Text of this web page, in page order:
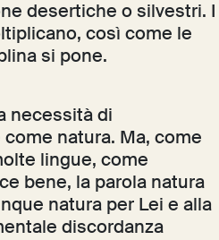
desertiche o silvestri. I
così come le
si pone.
necessità di
natura. Ma, come
lingue, come
bene, la parola natura
natura per Lei e alla
discordanza